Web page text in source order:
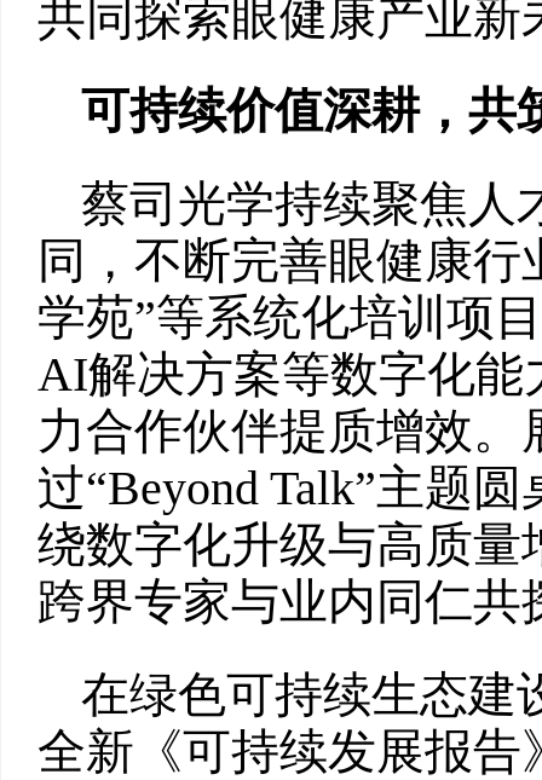
共同探索眼健康产业新
可持续价值深耕，共
蔡司光学持续聚焦人
同，不断完善眼健康
学苑”等系统化培训项
AI解决方案等数字化
力合作伙伴提质增效
过“Beyond Talk”主题
绕数字化升级与高质
跨界专家与业内同仁共
在绿色可持续生态建
全新《可持续发展报告